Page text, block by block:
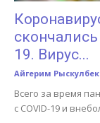
19. Вирус...
Айгерим
Всего за время
с COVID-19 и